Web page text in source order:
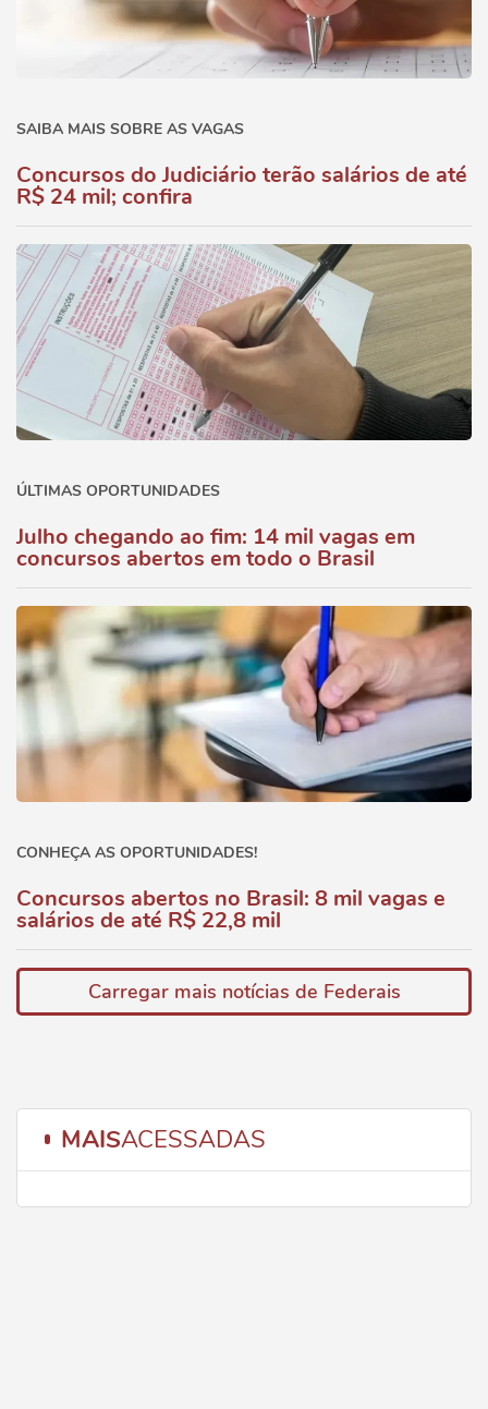
SAIBA MAIS SOBRE AS VAGAS
Concursos do Judiciário terão salários de até
R$ 24 mil; confira
ÚLTIMAS OPORTUNIDADES
Julho chegando ao fim: 14 mil vagas em
concursos abertos em todo o Brasil
CONHEÇA AS OPORTUNIDADES!
Concursos abertos no Brasil: 8 mil vagas e
salários de até R$ 22,8 mil
Carregar mais notícias de Federais
MAISACESSADAS